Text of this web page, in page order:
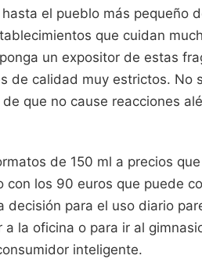
el pueblo más pequeño
que cuidan
un expositor de estas
de calidad muy estrictos. No
que no cause reacciones
de 150 ml a precios
con los 90 euros que puede
para el uso diario
la oficina o para ir al
inteligente.